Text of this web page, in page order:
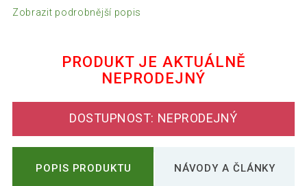
Zobrazit podrobnější popis
PRODUKT JE AKTUÁLNĚ
NEPRODEJNÝ
DOSTUPNOST: NEPRODEJNÝ
POPIS PRODUKTU NÁVODY A ČLÁNKY